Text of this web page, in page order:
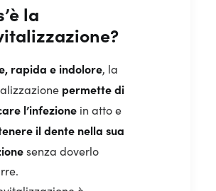
la
rapida e indolore, la
permette di
l’infezione in atto e
il dente nella sua
senza doverlo